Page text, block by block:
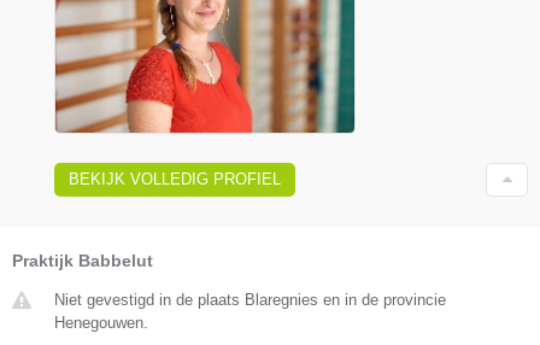
BEKIJK VOLLEDIG PROFIEL
Praktijk Babbelut
Niet gevestigd in de plaats Blaregnies en in de provincie
Henegouwen.